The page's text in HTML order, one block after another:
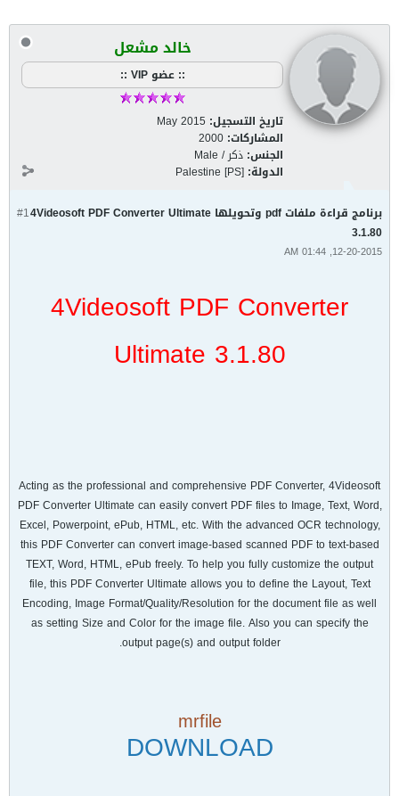
خالد مشعل
:: عضو VIP ::
تاريخ التسجيل: May 2015
المشاركات: 2000
الجنس: ذكر / Male
الدولة: Palestine [PS]
#1برنامج قراءة ملفات pdf وتحويلها 4Videosoft PDF Converter Ultimate
3.1.80
12-20-2015, 01:44 AM
4Videosoft PDF Converter
Ultimate 3.1.80
Acting as the professional and comprehensive PDF Converter, 4Videosoft
PDF Converter Ultimate can easily convert PDF files to Image, Text, Word,
Excel, Powerpoint, ePub, HTML, etc. With the advanced OCR technology,
this PDF Converter can convert image-based scanned PDF to text-based
TEXT, Word, HTML, ePub freely. To help you fully customize the output
file, this PDF Converter Ultimate allows you to define the Layout, Text
Encoding, Image Format/Quality/Resolution for the document file as well
as setting Size and Color for the image file. Also you can specify the
output page(s) and output folder.
mrfile
DOWNLOAD